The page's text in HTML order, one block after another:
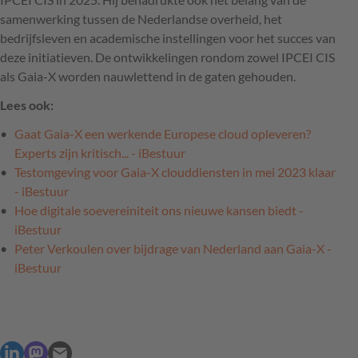
samenwerking tussen de Nederlandse overheid, het
bedrijfsleven en academische instellingen voor het succes van
deze initiatieven. De ontwikkelingen rondom zowel IPCEI CIS
als Gaia-X worden nauwlettend in de gaten gehouden.
Lees ook:
Gaat Gaia-X een werkende Europese cloud opleveren?
Experts zijn kritisch... - iBestuur
Testomgeving voor Gaia-X clouddiensten in mei 2023 klaar
- iBestuur
Hoe digitale soevereiniteit ons nieuwe kansen biedt -
iBestuur
Peter Verkoulen over bijdrage van Nederland aan Gaia-X -
iBestuur